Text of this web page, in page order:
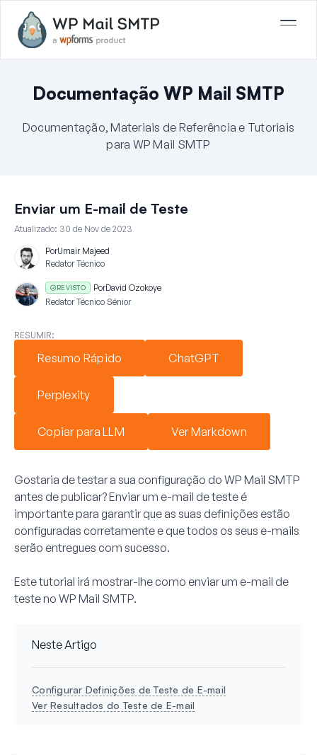
Documentação WP Mail SMTP
Documentação, Materiais de Referência e Tutoriais
para WP Mail SMTP
Enviar um E-mail de Teste
Atualizado: 30 de Nov de 2023
PorUmair Majeed
Redator Técnico
REVISTO PorDavid Ozokoye
Redator Técnico Sénior
RESUMIR:
Resumo Rápido ChatGPT
Perplexity
Copiar para LLM Ver Markdown
Gostaria de testar a sua configuração do WP Mail SMTP
antes de publicar? Enviar um e-mail de teste é
importante para garantir que as suas definições estão
configuradas corretamente e que todos os seus e-mails
serão entregues com sucesso.
Este tutorial irá mostrar-lhe como enviar um e-mail de
teste no WP Mail SMTP.
Neste Artigo
Configurar Definições de Teste de E-mail
Ver Resultados do Teste de E-mail